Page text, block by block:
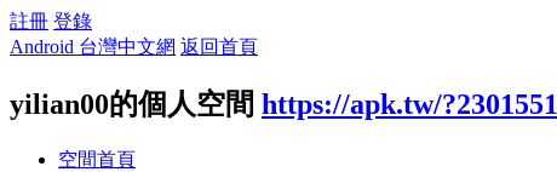
註冊 登錄
Android 台灣中文網 返回首頁
yilian00的個人空間 https://apk.tw/?2301551
空間首頁